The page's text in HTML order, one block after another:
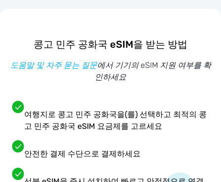
콩고 민주 공화국 eSIM을 받는 방법
도움말 및 자주 묻는 질문에서 기기의 eSIM 지원 여부를 확
인하세요
여행지로 콩고 민주 공화국을(를) 선택하고 최적의 콩
고 민주 공화국 eSIM 요금제를 고르세요
안전한 결제 수단으로 결제하세요